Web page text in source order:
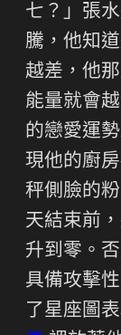
七？」張
騰，他知
越差，他
能量就會
的戀愛運
現他的廚
秤側臉的
天結束前
升到零。
具備攻擊
了星座圖